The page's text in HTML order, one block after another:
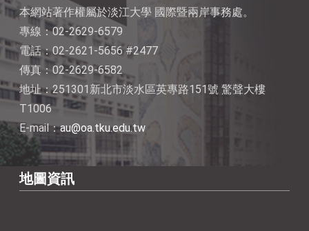
本網站著作權屬於淡江大學 國際暨兩岸事務處。
專線：02-2629-6579
電話：02-2621-5656 #2477
傳真：02-2629-6582
地址：251301新北市淡水區英專路151號 驚聲大樓
T1006
E-mail：au@oa.tku.edu.tw
地圖資訊